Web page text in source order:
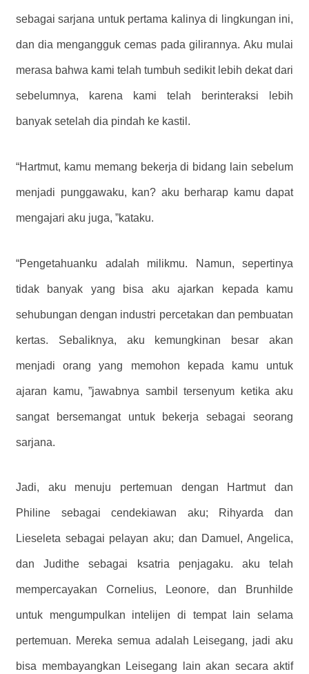
sebagai sarjana untuk pertama kalinya di lingkungan ini,
dan dia mengangguk cemas pada gilirannya. Aku mulai
merasa bahwa kami telah tumbuh sedikit lebih dekat dari
sebelumnya, karena kami telah berinteraksi lebih
banyak setelah dia pindah ke kastil.
“Hartmut, kamu memang bekerja di bidang lain sebelum
menjadi punggawaku, kan? aku berharap kamu dapat
mengajari aku juga, ”kataku.
“Pengetahuanku adalah milikmu. Namun, sepertinya
tidak banyak yang bisa aku ajarkan kepada kamu
sehubungan dengan industri percetakan dan pembuatan
kertas. Sebaliknya, aku kemungkinan besar akan
menjadi orang yang memohon kepada kamu untuk
ajaran kamu, ”jawabnya sambil tersenyum ketika aku
sangat bersemangat untuk bekerja sebagai seorang
sarjana.
Jadi, aku menuju pertemuan dengan Hartmut dan
Philine sebagai cendekiawan aku; Rihyarda dan
Lieseleta sebagai pelayan aku; dan Damuel, Angelica,
dan Judithe sebagai ksatria penjagaku. aku telah
mempercayakan Cornelius, Leonore, dan Brunhilde
untuk mengumpulkan intelijen di tempat lain selama
pertemuan. Mereka semua adalah Leisegang, jadi aku
bisa membayangkan Leisegang lain akan secara aktif